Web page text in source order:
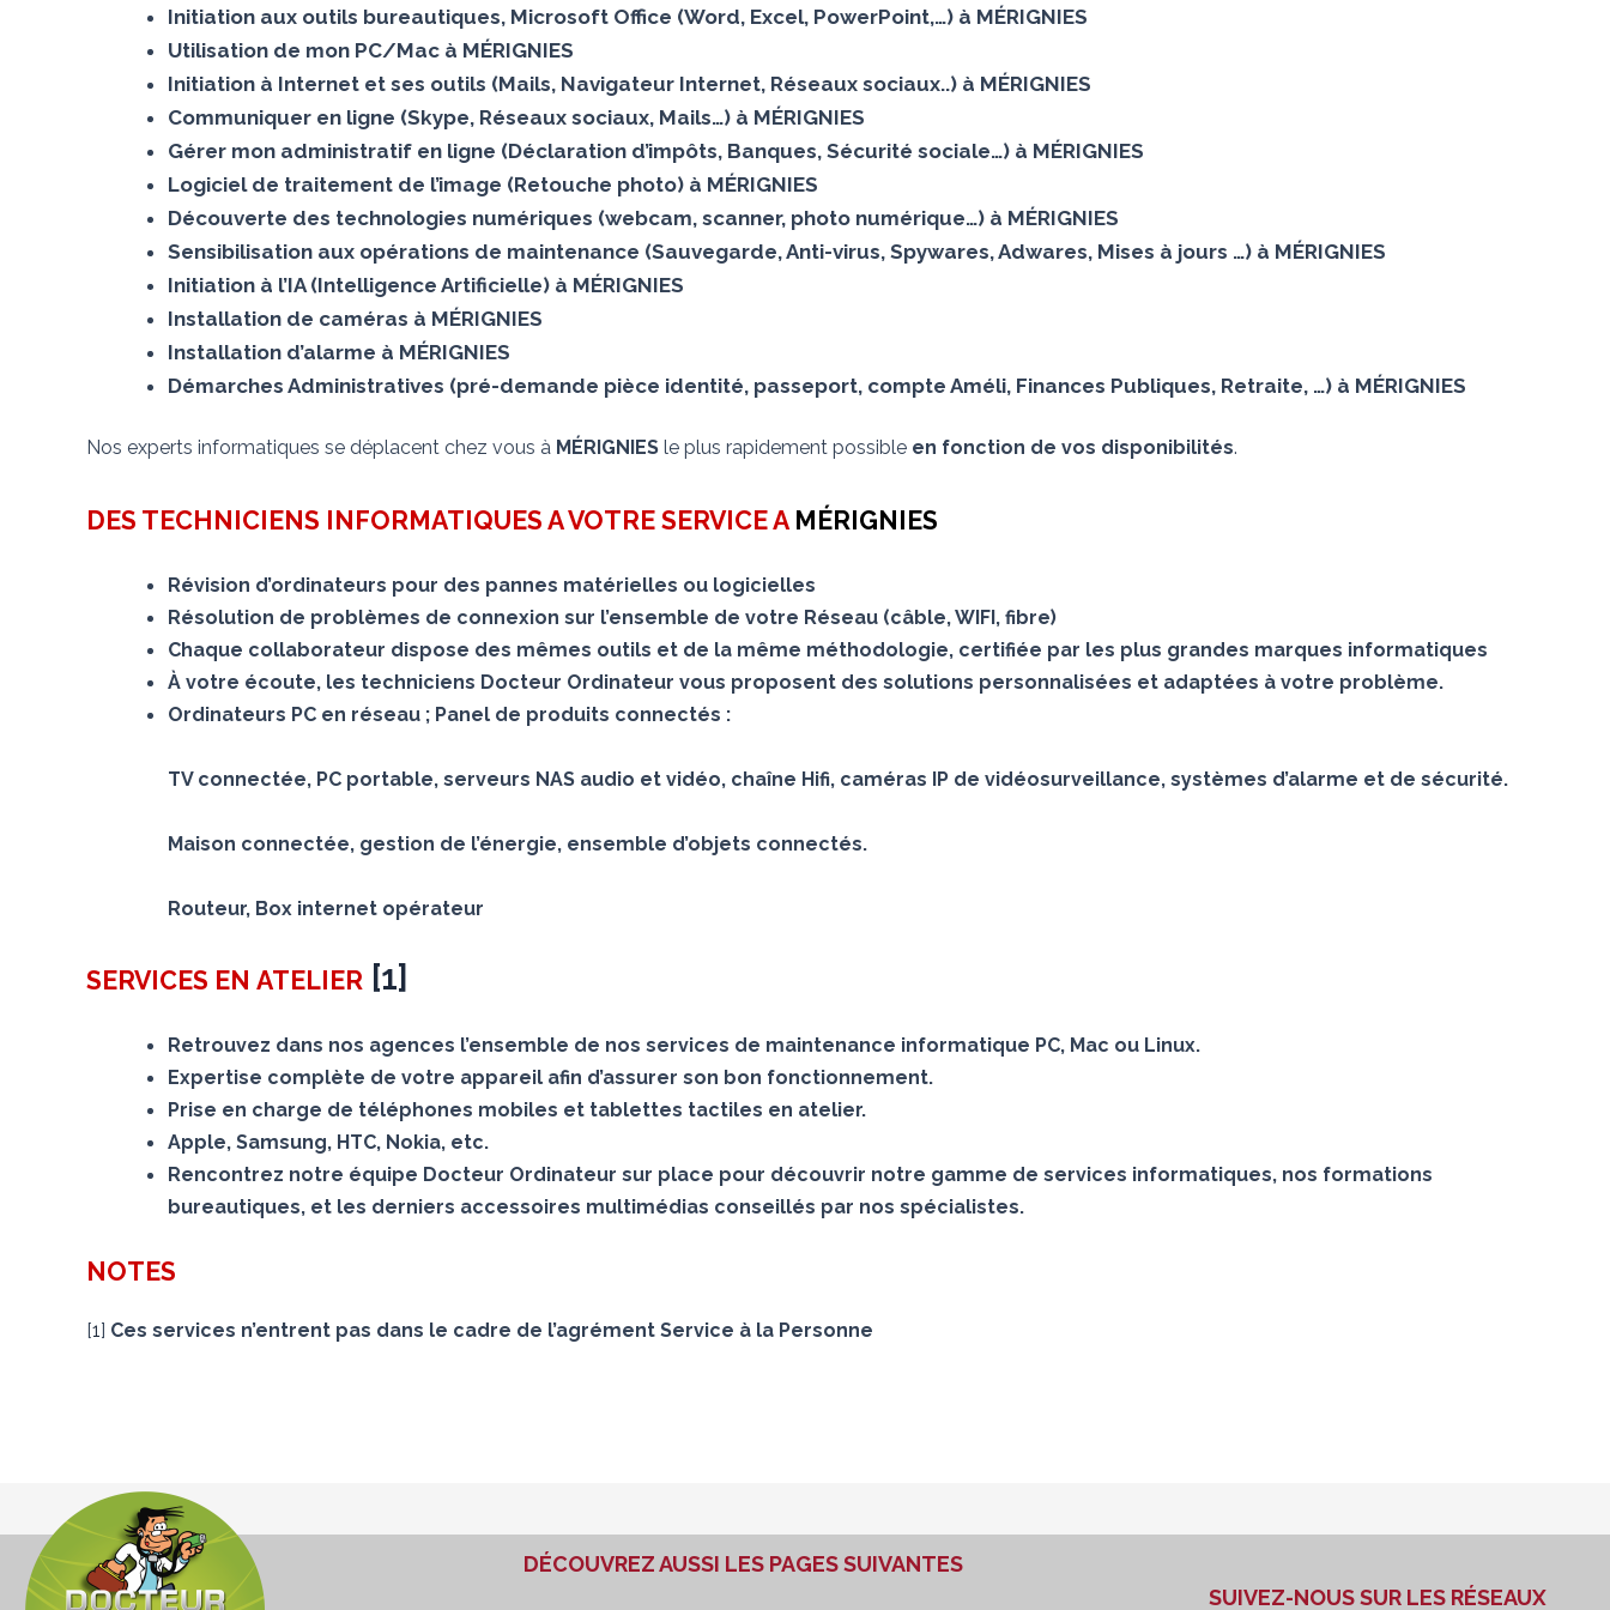
Initiation aux outils bureautiques, Microsoft Office (Word, Excel, PowerPoint,…) à MÉRIGNIES
Utilisation de mon PC/Mac à MÉRIGNIES
Initiation à Internet et ses outils (Mails, Navigateur Internet, Réseaux sociaux..) à MÉRIGNIES
Communiquer en ligne (Skype, Réseaux sociaux, Mails…) à MÉRIGNIES
Gérer mon administratif en ligne (Déclaration d’impôts, Banques, Sécurité sociale…) à MÉRIGNIES
Logiciel de traitement de l’image (Retouche photo) à MÉRIGNIES
Découverte des technologies numériques (webcam, scanner, photo numérique…) à MÉRIGNIES
Sensibilisation aux opérations de maintenance (Sauvegarde, Anti-virus, Spywares, Adwares, Mises à jours …) à MÉRIGNIES
Initiation à l’IA (Intelligence Artificielle) à MÉRIGNIES
Installation de caméras à MÉRIGNIES
Installation d’alarme à MÉRIGNIES
Démarches Administratives (pré-demande pièce identité, passeport, compte Améli, Finances Publiques, Retraite, …) à MÉRIGNIES
Nos experts informatiques se déplacent chez vous à MÉRIGNIES le plus rapidement possible en fonction de vos disponibilités.
DES TECHNICIENS INFORMATIQUES A VOTRE SERVICE A MÉRIGNIES
Révision d’ordinateurs pour des pannes matérielles ou logicielles
Résolution de problèmes de connexion sur l’ensemble de votre Réseau (câble, WIFI, fibre)
Chaque collaborateur dispose des mêmes outils et de la même méthodologie, certifiée par les plus grandes marques informatiques
À votre écoute, les techniciens Docteur Ordinateur vous proposent des solutions personnalisées et adaptées à votre problème.
Ordinateurs PC en réseau ; Panel de produits connectés :
TV connectée, PC portable, serveurs NAS audio et vidéo, chaîne Hifi, caméras IP de vidéosurveillance, systèmes d’alarme et de sécurité.
Maison connectée, gestion de l’énergie, ensemble d’objets connectés.
Routeur, Box internet opérateur
SERVICES EN ATELIER [1]
Retrouvez dans nos agences l’ensemble de nos services de maintenance informatique PC, Mac ou Linux.
Expertise complète de votre appareil afin d’assurer son bon fonctionnement.
Prise en charge de téléphones mobiles et tablettes tactiles en atelier.
Apple, Samsung, HTC, Nokia, etc.
Rencontrez notre équipe Docteur Ordinateur sur place pour découvrir notre gamme de services informatiques, nos formations
bureautiques, et les derniers accessoires multimédias conseillés par nos spécialistes.
NOTES
[1] Ces services n’entrent pas dans le cadre de l’agrément Service à la Personne
DÉCOUVREZ AUSSI LES PAGES SUIVANTES
SUIVEZ-NOUS SUR LES RÉSEAUX